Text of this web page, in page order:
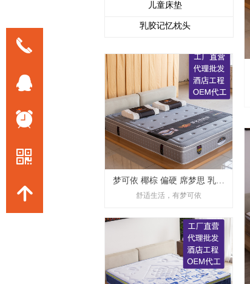
儿童床垫
乳胶记忆枕头
梦可依 椰棕 偏硬 席梦思 乳胶
环保 静音 床垫
舒适生活，有梦可依
끅
뀩
뀥
낃
녕